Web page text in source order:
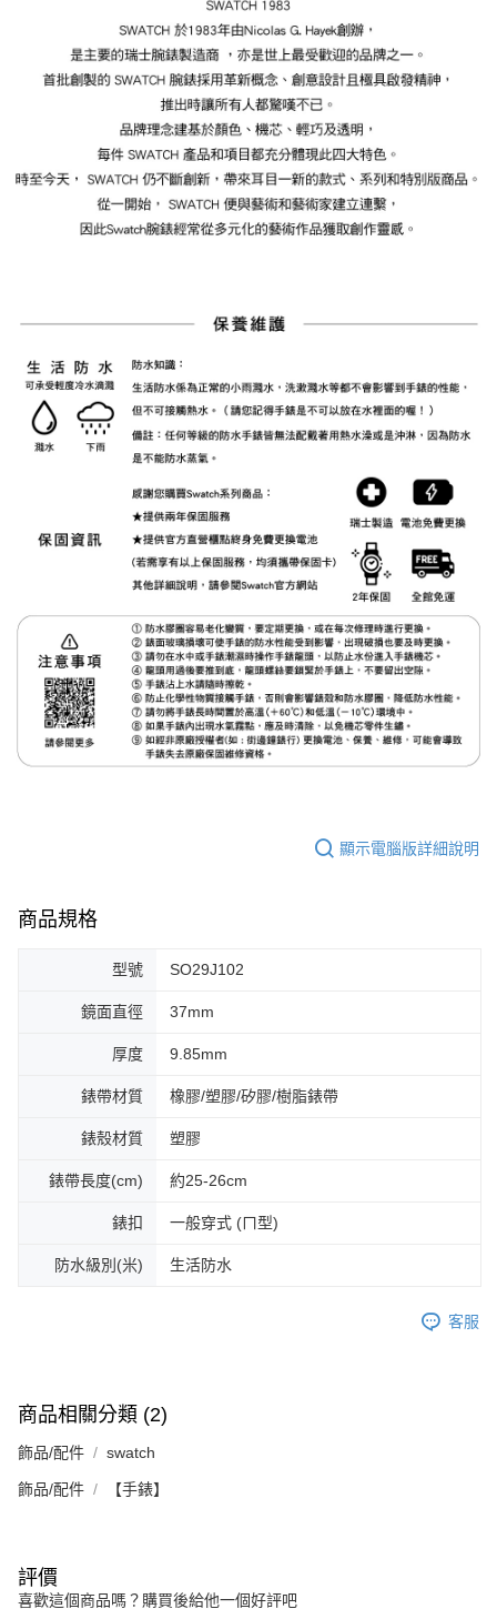
顯示電腦版詳細說明
商品規格
型號 SO29J102
鏡面直徑 37mm
厚度 9.85mm
錶帶材質 橡膠/塑膠/矽膠/樹脂錶帶
錶殼材質 塑膠
錶帶長度(cm) 約25-26cm
錶扣 一般穿式 (ㄇ型)
防水級別(米) 生活防水
客服
商品相關分類 (2)
飾品/配件 swatch
飾品/配件 【手錶】
評價
喜歡這個商品嗎？購買後給他一個好評吧